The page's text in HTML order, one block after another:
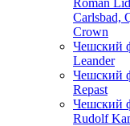
Roman
Carlsbad,
Crown
Чешский
Leander
Чешский
Repast
Чешский
Rudolf